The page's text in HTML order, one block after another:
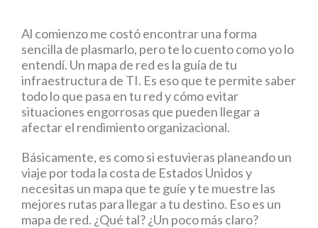
Al comienzo me costó encontrar una forma
sencilla de plasmarlo, pero te lo cuento como yo lo
entendí. Un mapa de red es la guía de tu
infraestructura de TI. Es eso que te permite saber
todo lo que pasa en tu red y cómo evitar
situaciones engorrosas que pueden llegar a
afectar el rendimiento organizacional.
Básicamente, es como si estuvieras planeando un
viaje por toda la costa de Estados Unidos y
necesitas un mapa que te guíe y te muestre las
mejores rutas para llegar a tu destino. Eso es un
mapa de red. ¿Qué tal? ¿Un poco más claro?